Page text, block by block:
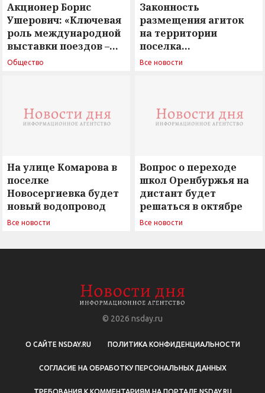
Акционер Борис
Ушерович: «Ключевая
роль международной
выставки поездов –
поиск ответов на
Общество
Законность
размещения агиток
на территории
поселка
Новосергиевка
Все новости
На улице Комарова в
поселке
Новосергиевка будет
новый водопровод
Все новости
Вопрос о переходе
школ Оренбуржья на
дистант будет
решаться в октябре
Все новости
© 2026 nsday.ru
О САЙТЕ NSDAY.RU ПОЛИТИКА КОНФИДЕНЦИАЛЬНОСТИ
СОГЛАСИЕ НА ОБРАБОТКУ ПЕРСОНАЛЬНЫХ ДАННЫХ